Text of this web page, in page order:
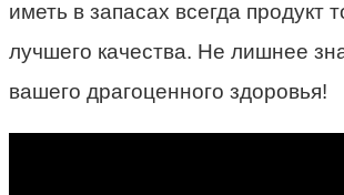
иметь в запасах всегда продукт
лучшего качества. Не лишнее
вашего драгоценного здоровья!